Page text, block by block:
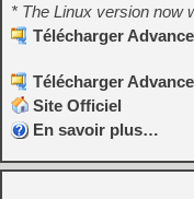
* The Linux version now
Télécharger
Télécharger
Site Officiel
En savoir plus…